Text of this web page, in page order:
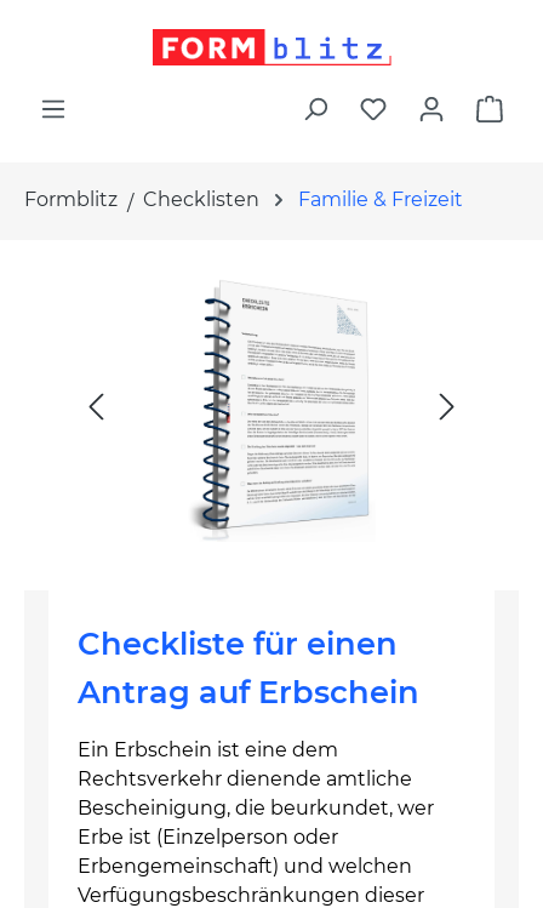
Formblitz Checklisten Familie & Freizeit
Checkliste für einen
Antrag auf Erbschein
Ein Erbschein ist eine dem
Rechtsverkehr dienende amtliche
Bescheinigung, die beurkundet, wer
Erbe ist (Einzelperson oder
Erbengemeinschaft) und welchen
Verfügungsbeschränkungen dieser